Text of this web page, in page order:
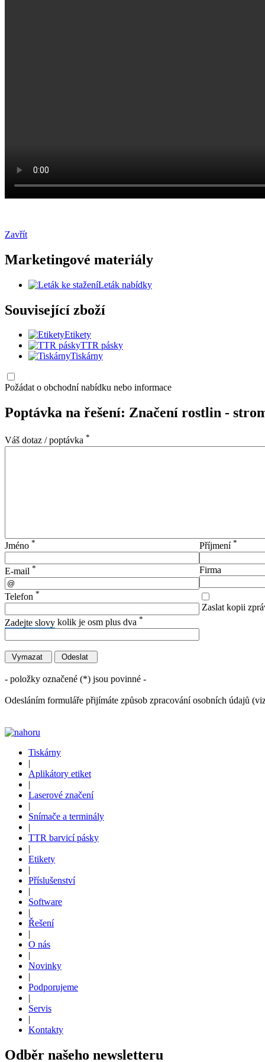
Zavřít
Marketingové materiály
Leták nabídky
Související zboží
Etikety
TTR pásky
Tiskárny
Požádat o obchodní nabídku nebo informace
Poptávka na řešení: Značení rostlin -
Váš dotaz / poptávka *
Jméno * Příjmení *
E-mail * Firma
Telefon *
Zaslat kopii
Zadejte slovy kolik je osm plus dva *
- položky označené (*) jsou povinné -
Odesláním formuláře přijímáte způsob zpracování osobních údajů
Tiskárny
|
Aplikátory etiket
|
Laserové značení
|
Snímače a terminály
|
TTR barvicí pásky
|
Etikety
|
Příslušenství
|
Software
|
Řešení
|
O nás
|
Novinky
|
Podporujeme
|
Servis
|
Kontakty
Odběr našeho newsletteru